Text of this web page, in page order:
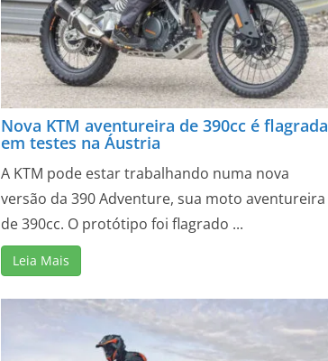
Nova KTM aventureira de 390cc é flagrada
em testes na Áustria
A KTM pode estar trabalhando numa nova
versão da 390 Adventure, sua moto aventureira
de 390cc. O protótipo foi flagrado ...
Leia Mais